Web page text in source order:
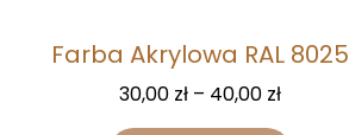
Farba Akrylowa RAL 8025
30,00 zł – 40,00 zł